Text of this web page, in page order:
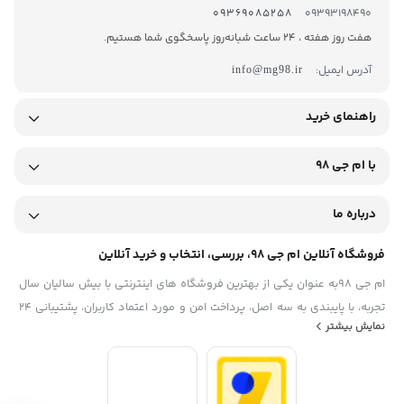
09393198490
09369085258
هفت روز هفته ، 24 ساعت شبانه‌روز پاسخگوی شما هستیم.
آدرس ایمیل:
info@mg98.ir
راهنمای خرید
با ام جی 98
درباره ما
فروشگاه آنلاین ام جی 98، بررسی، انتخاب و خرید آنلاین
ام جی 98به عنوان یکی از بهترین فروشگاه های اینترنتی با بیش سالیان سال
تجربه، با پایبندی به سه اصل، پرداخت امن و مورد اعتماد کاربران، پشتیبانی 24
ساعته و تضمین اصل‌بودن کالا موفق شده تا همگام با فروشگاه‌های معتبر
ایران، به یکی از بهترین فروشگاه اینترنتی ایران تبدیل شود. به محض ورود به
سایت ام جی 98 با دنیایی از کالا رو به رو می‌شوید! هر آنچه که نیاز دارید و به
نمایش بیشتر